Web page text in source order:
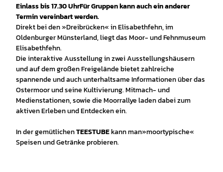
Einlass bis 17.30 UhrFür Gruppen kann auch ein anderer
Termin vereinbart werden.
Direkt bei den »Dreibrücken« in Elisabethfehn, im
Oldenburger Münsterland, liegt das Moor- und Fehnmuseum
Elisabethfehn.
Die interaktive Ausstellung in zwei Ausstellungshäusern
und auf dem großen Freigelände bietet zahlreiche
spannende und auch unterhaltsame Informationen über das
Ostermoor und seine Kultivierung. Mitmach- und
Medienstationen, sowie die Moorrallye laden dabei zum
aktiven Erleben und Entdecken ein.
In der gemütlichenTEESTUBEkann man»moortypische«
Speisen und Getränke probieren.